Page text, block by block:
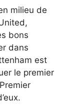
milieu de
bons
dans
est
le premier